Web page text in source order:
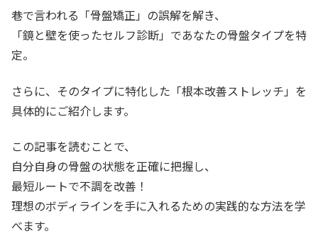
巷で言われる「骨盤矯正」の誤解を解き、
「鏡と壁を使ったセルフ診断」であなたの骨盤タイプを特
定。
さらに、そのタイプに特化した「根本改善ストレッチ」を
具体的にご紹介します。
この記事を読むことで、
自分自身の骨盤の状態を正確に把握し、
最短ルートで不調を改善！
理想のボディラインを手に入れるための実践的な方法を学
べます。